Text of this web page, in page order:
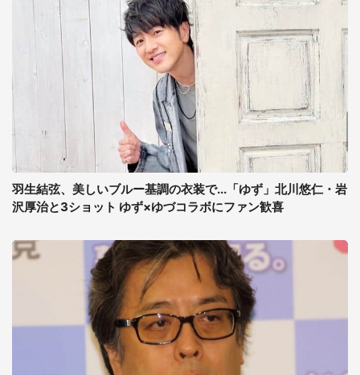
羽生結弦、美しいブルー基調の衣装で...「ゆず」北川悠仁・岩
沢厚治と3ショット ゆず×ゆづコラボにファン歓喜